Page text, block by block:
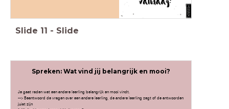
Slide 11 - Slide
Spreken: Wat vind jij belangrijk en mooi?
Je gaat raden wat een andere leerling belangrijk en mooi vindt.
--> Beantwoord de vragen over een andere leerling, de andere leerling zegt of de antwoorden
juist zijn